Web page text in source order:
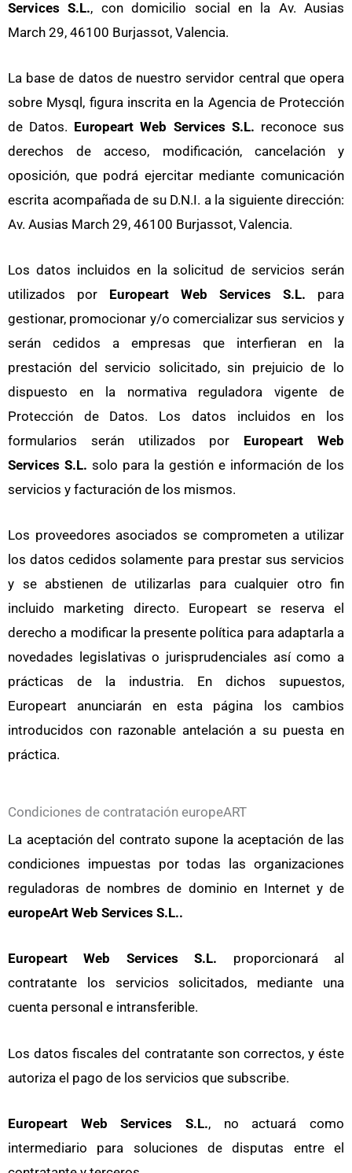
Services S.L., con domicilio social en la Av. Ausias
March 29, 46100 Burjassot, Valencia.
La base de datos de nuestro servidor central que opera
sobre Mysql, figura inscrita en la Agencia de Protección
de Datos. Europeart Web Services S.L. reconoce sus
derechos de acceso, modificación, cancelación y
oposición, que podrá ejercitar mediante comunicación
escrita acompañada de su D.N.I. a la siguiente dirección:
Av. Ausias March 29, 46100 Burjassot, Valencia.
Los datos incluidos en la solicitud de servicios serán
utilizados por Europeart Web Services S.L. para
gestionar, promocionar y/o comercializar sus servicios y
serán cedidos a empresas que interfieran en la
prestación del servicio solicitado, sin prejuicio de lo
dispuesto en la normativa reguladora vigente de
Protección de Datos. Los datos incluidos en los
formularios serán utilizados por Europeart Web
Services S.L. solo para la gestión e información de los
servicios y facturación de los mismos.
Los proveedores asociados se comprometen a utilizar
los datos cedidos solamente para prestar sus servicios
y se abstienen de utilizarlas para cualquier otro fin
incluido marketing directo. Europeart se reserva el
derecho a modificar la presente política para adaptarla a
novedades legislativas o jurisprudenciales así como a
prácticas de la industria. En dichos supuestos,
Europeart anunciarán en esta página los cambios
introducidos con razonable antelación a su puesta en
práctica.
Condiciones de contratación europeART
La aceptación del contrato supone la aceptación de las
condiciones impuestas por todas las organizaciones
reguladoras de nombres de dominio en Internet y de
europeArt Web Services S.L..
Europeart Web Services S.L. proporcionará al
contratante los servicios solicitados, mediante una
cuenta personal e intransferible.
Los datos fiscales del contratante son correctos, y éste
autoriza el pago de los servicios que subscribe.
Europeart Web Services S.L., no actuará como
intermediario para soluciones de disputas entre el